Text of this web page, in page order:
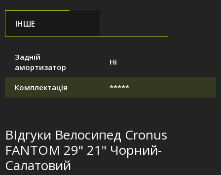
ІНШЕ
Задній
амортизатор
Ні
Комплектація *****
ВІдгуки Велосипед Cronus
FANTOM 29" 21" Чорний-
Салатовий